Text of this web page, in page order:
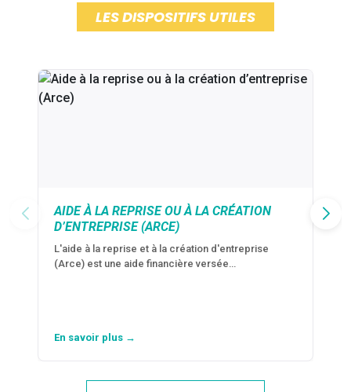
LES DISPOSITIFS UTILES
AIDE À LA REPRISE OU À LA CRÉATION
D’ENTREPRISE (ARCE)
L'aide à la reprise et à la création d'entreprise
(Arce) est une aide financière versée…
En savoir plus →